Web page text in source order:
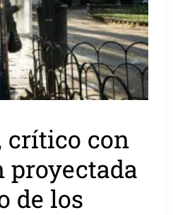
crítico con
proyectada
de los